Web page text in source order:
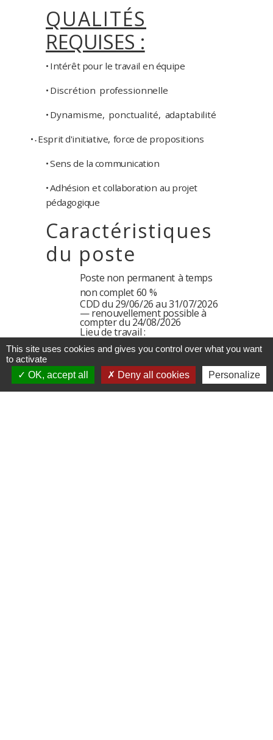
QUALITÉS
REQUISES :
• Intérêt pour le travail en équipe
• Discrétion professionnelle
• Dynamisme, ponctualité, adaptabilité
• • Espritd'initiative, force de propositions
•Sens de la communication
•Adhésion etcollaboration au projet
pédagogique
Caractéristiques
du poste
Poste non permanent àtemps
noncomplet60 %
CDDdu 29/06/26 au 31/07/2026
—renouvellementpossible à
compter du 24/08/2026
Lieudetravail:
Voiron—
Crèche dela
Planningdetravail:selonles
horaires d'ouverturedela
structured'accueil,dulundi au
vendredi.Rémunération
This site uses cookies and gives you control over what you want
to activate
OK, accept all
Deny all cookies Personalize